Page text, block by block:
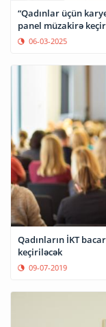
“Qadınlar üçün
panel müzakirə
06-03-2025
Qadınların İKT
keçiriləcək
09-07-2019